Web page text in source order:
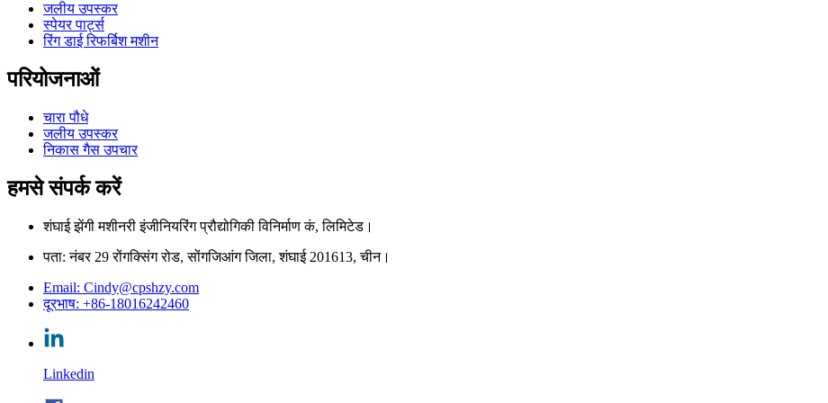
जलीय उपस्कर
स्पेयर पार्ट्स
रिंग डाई रिफर्बिश मशीन
परियोजनाओं
चारा पौधे
जलीय उपस्कर
निकास गैस उपचार
हमसे संपर्क करें
शंघाई झेंगी मशीनरी इंजीनियरिंग प्रौद्योगिकी विनिर्माण कं, लिमिटेड।
पता: नंबर 29 रोंगक्सिंग रोड, सोंगजिआंग जिला, शंघाई 201613, चीन।
Email: Cindy@cpshzy.com
दूरभाष: +86-18016242460
Linkedin